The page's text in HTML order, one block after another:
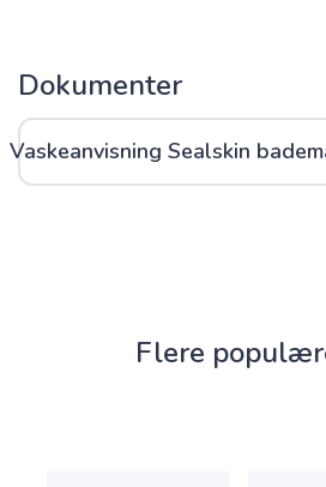
Dokumenter
Vaskeanvisning Sealskin
Flere